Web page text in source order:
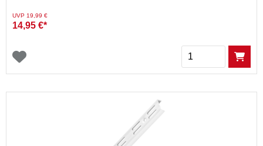
Preis reduziert von
UVP 19,99 €auf
14,95 €*
Menge